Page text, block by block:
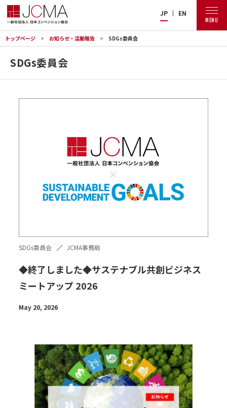
JP EN
MENU
トップページ お知らせ・活動報告 SDGs委員会
SDGs委員会
SDGs委員会 JCMA事務局
◆終了しました◆サステナブル共創ビジネス
ミートアップ 2026
May 20, 2026